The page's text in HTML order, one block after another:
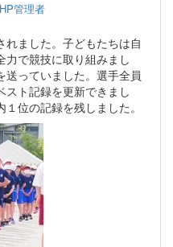
管理者
ました。子どもたちは自
力で競技に取り組みまし
送っていました。選手全員
スト記録を更新できまし
位の記録を残しました。